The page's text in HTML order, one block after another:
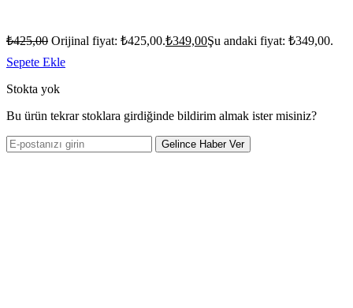
₺425,00 Orijinal fiyat: ₺425,00.₺349,00Şu andaki fiyat: ₺349,00.
Sepete Ekle
Stokta yok
Bu ürün tekrar stoklara girdiğinde bildirim almak ister misiniz?
Gelince Haber Ver